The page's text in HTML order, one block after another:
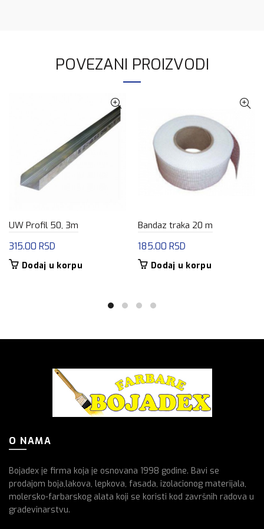
POVEZANI PROIZVODI
UW Profil 50, 3m
315.00 RSD
Dodaj u korpu
Bandaz traka 20 m
185.00 RSD
Dodaj u korpu
O NAMA
Bojadex je firma koja je osnovana 1998 godine. Bavi se
prodajom boja,lakova, lepkova, fasada, izolacionog materijala,
molersko-farbarskog alata koji se koristi kod završnih radova u
gradevinarstvu.